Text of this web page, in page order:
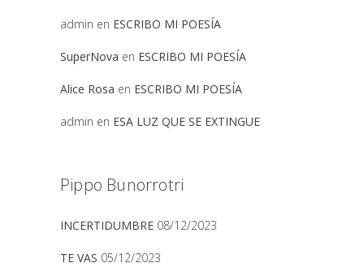
admin en ESCRIBO MI POESÍA
SuperNova en ESCRIBO MI POESÍA
Alice Rosa en ESCRIBO MI POESÍA
admin en ESA LUZ QUE SE EXTINGUE
Pippo Bunorrotri
INCERTIDUMBRE 08/12/2023
TE VAS 05/12/2023